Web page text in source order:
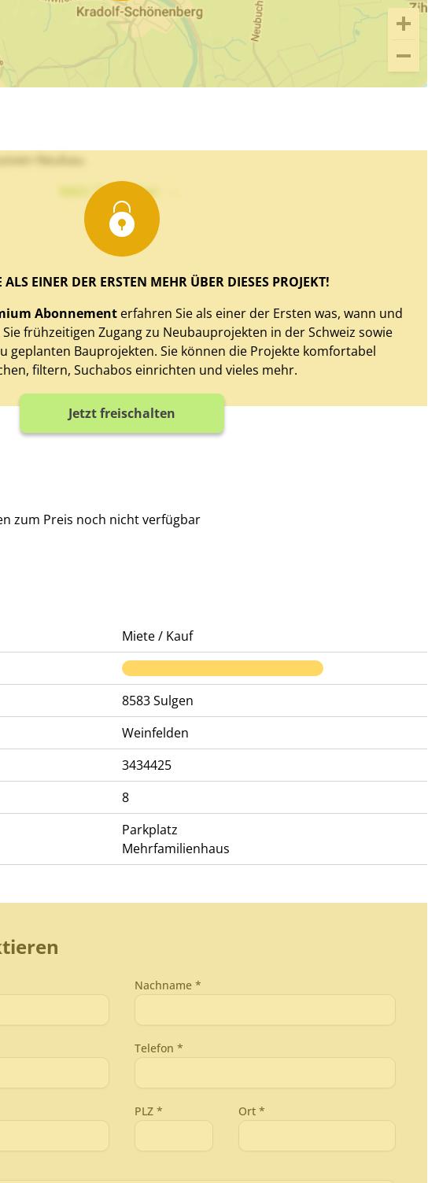
Neubau.
Mehr Text sehen
ALS EINER DER ERSTEN MEHR ÜBER DIESES PROJEKT!
Abonnement erfahren Sie als einer der Ersten was, wann und
frühzeitigen Zugang zu Neubauprojekten in der Schweiz sowie
geplanten Bauprojekten. Sie können die Projekte komfortabel
filtern, Suchabos einrichten und vieles mehr.
Jetzt freischalten
zum Preis noch nicht verfügbar
Miete / Kauf
8583Sulgen
Weinfelden
3434425
8
Parkplatz
Mehrfamilienhaus
Nachname *
Telefon *
PLZ * Ort *